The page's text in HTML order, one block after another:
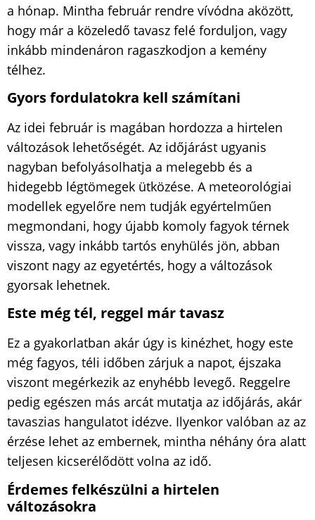
a hónap. Mintha február rendre vívódna aközött,
hogy már a közeledő tavasz felé forduljon, vagy
inkább mindenáron ragaszkodjon a kemény
télhez.
Gyors fordulatokra kell számítani
Az idei február is magában hordozza a hirtelen
változások lehetőségét. Az időjárást ugyanis
nagyban befolyásolhatja a melegebb és a
hidegebb légtömegek ütközése. A meteorológiai
modellek egyelőre nem tudják egyértelműen
megmondani, hogy újabb komoly fagyok térnek
vissza, vagy inkább tartós enyhülés jön, abban
viszont nagy az egyetértés, hogy a változások
gyorsak lehetnek.
Este még tél, reggel már tavasz
Ez a gyakorlatban akár úgy is kinézhet, hogy este
még fagyos, téli időben zárjuk a napot, éjszaka
viszont megérkezik az enyhébb levegő. Reggelre
pedig egészen más arcát mutatja az időjárás, akár
tavaszias hangulatot idézve. Ilyenkor valóban az az
érzése lehet az embernek, mintha néhány óra alatt
teljesen kicserélődött volna az idő.
Érdemes felkészülni a hirtelen
változásokra